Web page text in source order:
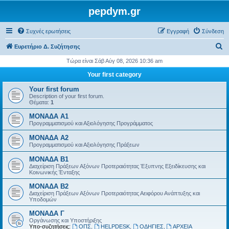
pepdym.gr
Συχνές ερωτήσεις Σύνδεση
Εγγραφή
Ευρετήριο Δ. Συζήτησης
ζ
τ
σ
Τώρα είναι Σάβ Αύγ 08, 2026 10:36 am
Your first category
Your first forum
Description of your first forum.
Θέματα: 1
ΜΟΝΑΔΑ Α1
Προγραμματισμού και Αξιολόγησης Προγράμματος
ΜΟΝΑΔΑ Α2
Προγραμματισμού και Αξιολόγησης Πράξεων
ΜΟΝΑΔΑ Β1
Διαχείριση Πράξεων Αξόνων Προτεραιότητας Έξυπνης Εξειδίκευσης και
Κοινωνικής Ένταξης
ΜΟΝΑΔΑ Β2
Διαχείριση Πράξεων Αξόνων Προτεραιότητας Αειφόρου Ανάπτυξης και
Υποδομών
ΜΟΝΑΔΑ Γ
Οργάνωσης και Υποστήριξης
Υπο-συζητήσεις:
ΟΠΣ HELPDESK, ΟΔΗΓΙΕΣ ΑΡΧΕΙΑ